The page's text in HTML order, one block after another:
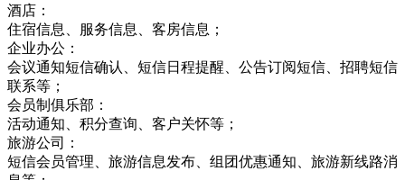
酒店：
住宿信息、服务信息、客房信息；
企业办公：
会议通知短信确认、短信日程提醒、公告订阅短信、招聘短信
联系等；
会员制俱乐部：
活动通知、积分查询、客户关怀等；
旅游公司：
短信会员管理、旅游信息发布、组团优惠通知、旅游新线路消